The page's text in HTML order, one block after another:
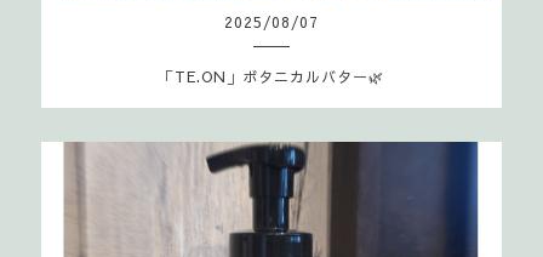
2025/08/07
「TE.ON」ボタニカルバター🌿